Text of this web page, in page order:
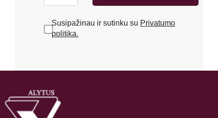
Susipažinau ir sutinku su Privatumo
politika.